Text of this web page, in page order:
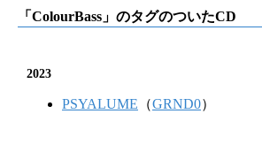
「 ColourBass 」のタグのついたCD
2023
PSYALUME （GRND0）